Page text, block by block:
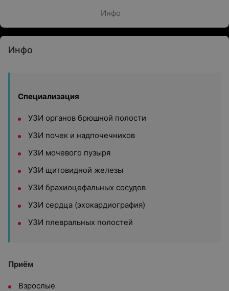
Инфо
Инфо
Специализация
УЗИ органов брюшной полости
УЗИ почек и надпочечников
УЗИ мочевого пузыря
УЗИ щитовидной железы
УЗИ брахиоцефальных сосудов
УЗИ сердца (эхокардиография)
УЗИ плевральных полостей
Приём
Взрослые